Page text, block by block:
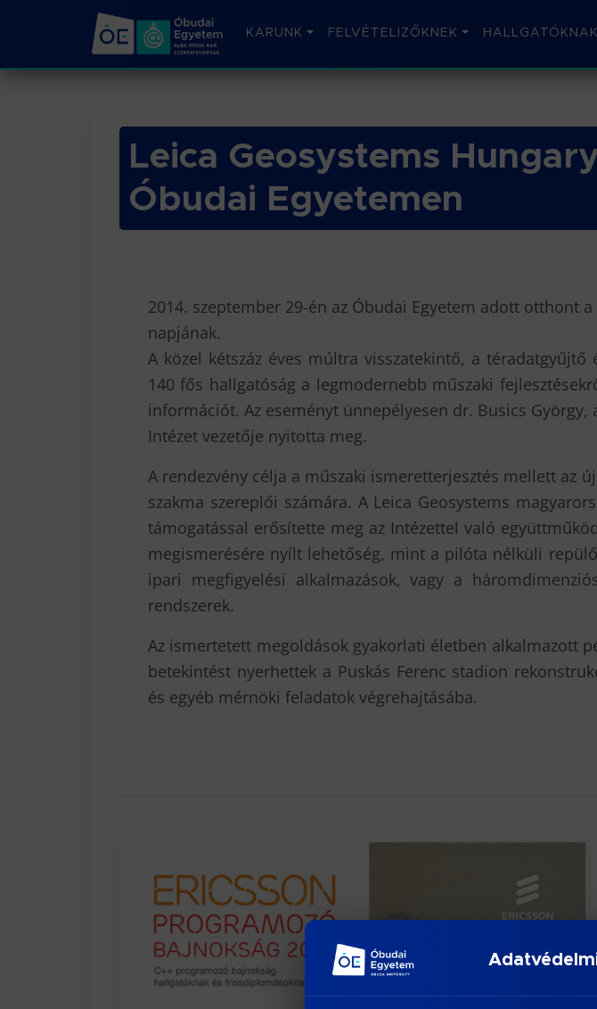
KARUNK FELVÉTELIZŐKNEK HALLGATÓKNAK
Leica Geosystems
Óbudai Egyetemen
2014. szeptember 29-én az Óbudai Egyetem adott otthont
napjának.
A közel kétszáz éves múltra visszatekintő, a
140 fős hallgatóság a legmodernebb műszaki
információt. Az eseményt ünnepélyesen dr. Busics
Intézet vezetője nyitotta meg.
A rendezvény célja a műszaki ismeretterjesztés mellett az
szakma szereplői számára. A Leica Geosystems
támogatással erősítette meg az Intézettel való
megismerésére nyílt lehetőség, mint a pilóta nélküli
ipari megfigyelési alkalmazások, vagy a
rendszerek.
Az ismertetett megoldások gyakorlati életben alkalmazott
betekintést nyerhettek a Puskás Ferenc stadion
és egyéb mérnöki feladatok végrehajtásába.